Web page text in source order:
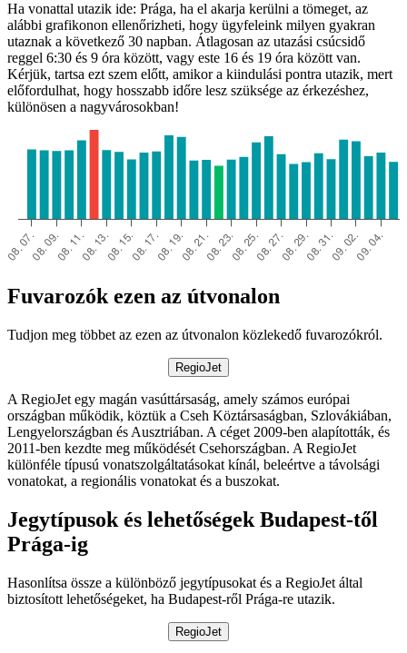
Ha vonattal utazik ide: Prága, ha el akarja kerülni a tömeget, az
alábbi grafikonon ellenőrizheti, hogy ügyfeleink milyen gyakran
utaznak a következő 30 napban. Átlagosan az utazási csúcsidő
reggel 6:30 és 9 óra között, vagy este 16 és 19 óra között van.
Kérjük, tartsa ezt szem előtt, amikor a kiindulási pontra utazik, mert
előfordulhat, hogy hosszabb időre lesz szüksége az érkezéshez,
különösen a nagyvárosokban!
Fuvarozók ezen az útvonalon
Tudjon meg többet az ezen az útvonalon közlekedő fuvarozókról.
RegioJet
A RegioJet egy magán vasúttársaság, amely számos európai
országban működik, köztük a Cseh Köztársaságban, Szlovákiában,
Lengyelországban és Ausztriában. A céget 2009-ben alapították, és
2011-ben kezdte meg működését Csehországban. A RegioJet
különféle típusú vonatszolgáltatásokat kínál, beleértve a távolsági
vonatokat, a regionális vonatokat és a buszokat.
Jegytípusok és lehetőségek Budapest-től
Prága-ig
Hasonlítsa össze a különböző jegytípusokat és a RegioJet által
biztosított lehetőségeket, ha Budapest-ről Prága-re utazik.
RegioJet